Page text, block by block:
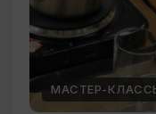
МАСТЕР-